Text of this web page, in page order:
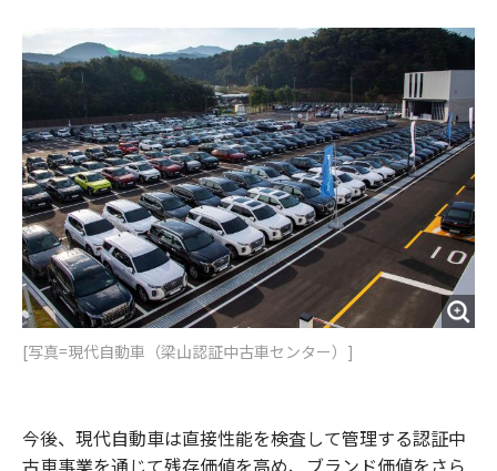
[写真=現代自動車（梁山認証中古車センター）]
今後、現代自動車は直接性能を検査して管理する認証中
古車事業を通じて残存価値を高め、ブランド価値をさら